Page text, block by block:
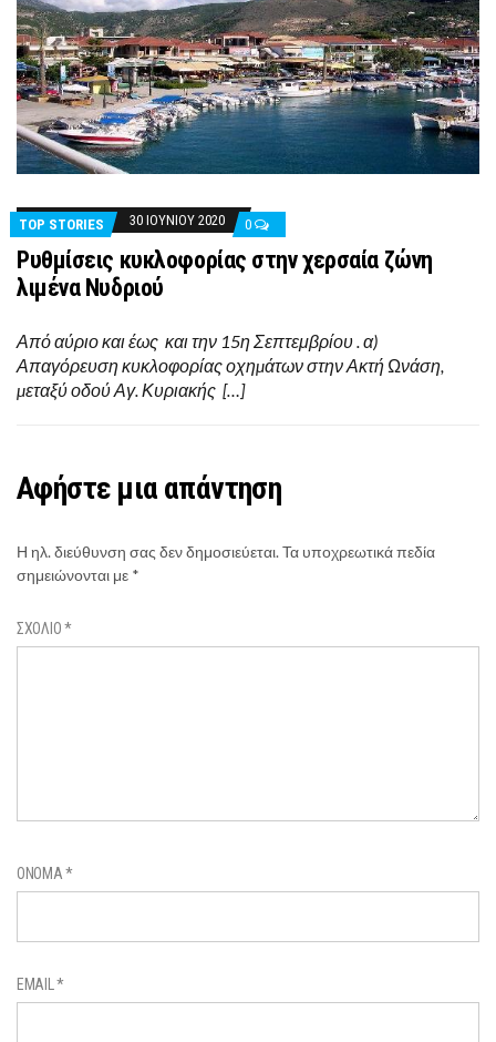
TOP STORIES 30 ΙΟΥΝΊΟΥ 2020 0
Ρυθμίσεις κυκλοφορίας στην χερσαία ζώνη
λιμένα Νυδριού
Από αύριο και έως και την 15η Σεπτεμβρίου . α)
Απαγόρευση κυκλοφορίας οχηµάτων στην Ακτή Ωνάση,
µεταξύ οδού Αγ. Κυριακής […]
Αφήστε μια απάντηση
Η ηλ. διεύθυνση σας δεν δημοσιεύεται.Τα υποχρεωτικά πεδία
σημειώνονται με *
ΣΧΌΛΙΟ*
ΌΝΟΜΑ*
EMAIL*